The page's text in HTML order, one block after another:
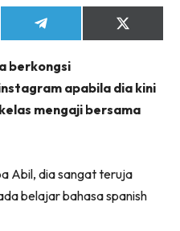
Share
on
Share
on
berkongsi
apabila dia kini
mengaji bersama
Abil, dia sangat teruja
belajar bahasa spanish